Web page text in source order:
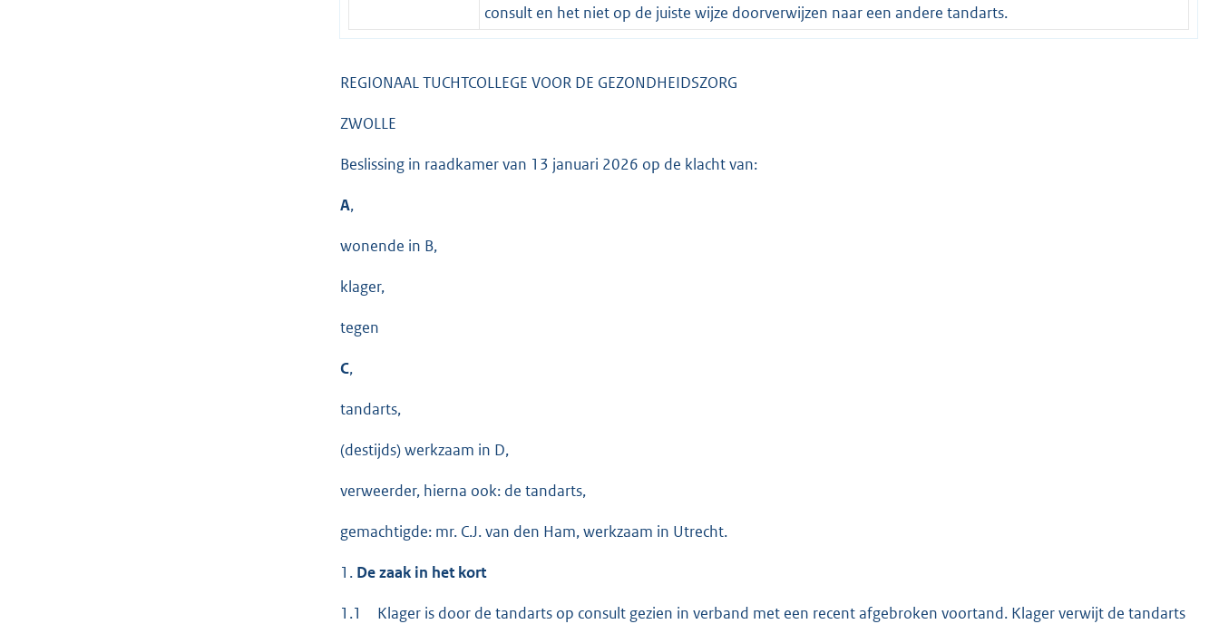
consult en het niet op de juiste wijze doorverwijzen naar een andere tandarts.
REGIONAAL TUCHTCOLLEGE VOOR DE GEZONDHEIDSZORG
ZWOLLE
Beslissing in raadkamer van 13 januari 2026 op de klacht van:
A,
wonende in B,
klager,
tegen
C,
tandarts,
(destijds) werkzaam in D,
verweerder, hierna ook: de tandarts,
gemachtigde: mr. C.J. van den Ham, werkzaam in Utrecht.
1. De zaak in het kort
1.1 Klager is door de tandarts op consult gezien in verband met een recent afgebroken voortand. Klager verwijt de tandarts